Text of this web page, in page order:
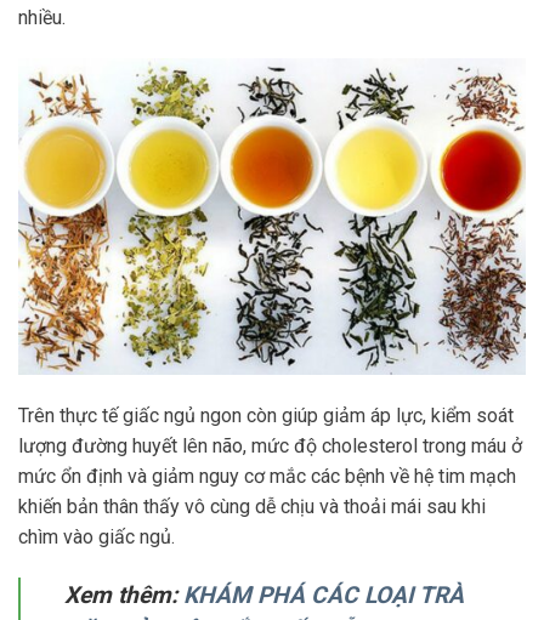
nhiều.
Trên thực tế giấc ngủ ngon còn giúp giảm áp lực, kiểm soát
lượng đường huyết lên não, mức độ cholesterol trong máu ở
mức ổn định và giảm nguy cơ mắc các bệnh về hệ tim mạch
khiến bản thân thấy vô cùng dễ chịu và thoải mái sau khi
chìm vào giấc ngủ.
Xem thêm: KHÁM PHÁ CÁC LOẠI TRÀ